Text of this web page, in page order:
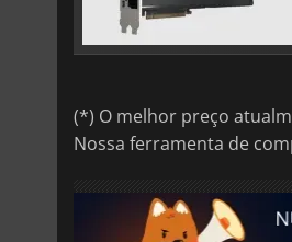
(*) O melhor preço
Nossa ferramenta de